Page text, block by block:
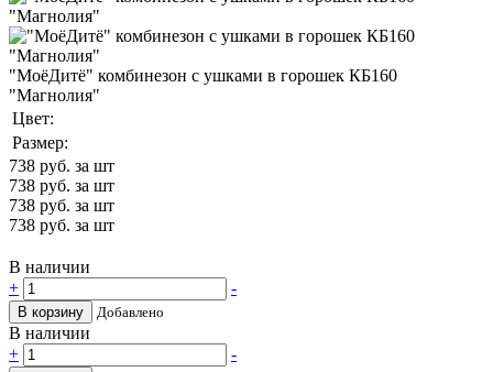
"МоёДитё" комбинезон с ушками в горошек КБ160
"Магнолия"
Цвет:
Размер:
738 руб. за шт
738 руб. за шт
738 руб. за шт
738 руб. за шт
В наличии
+
-
В корзину Добавлено
В наличии
+
-